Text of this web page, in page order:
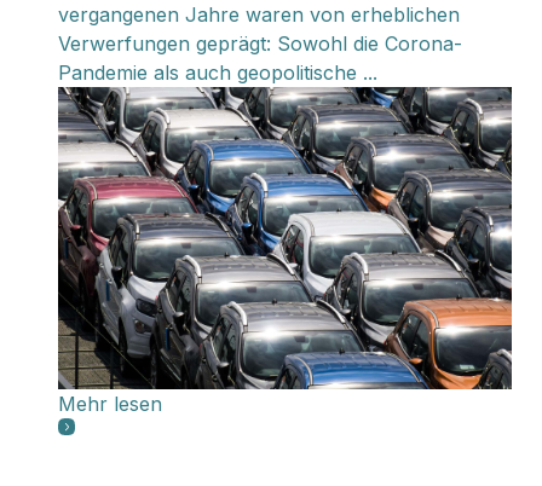
vergangenen Jahre waren von erheblichen
Verwerfungen geprägt: Sowohl die Corona-
Pandemie als auch geopolitische ...
Mehr lesen